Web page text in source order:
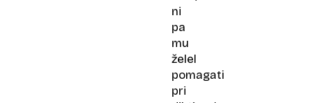
ni
pa
mu
želel
pomagati
pri